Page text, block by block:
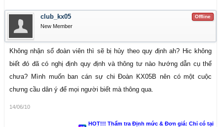
Offline
club_kx05
New Member
Không nhận sổ đoàn viên thì sẽ bị hủy theo quy định ah? Hic không
biết đó đã có nghị định quy định và thông tư nào hướng dẫn cụ thể
chưa? Mình muốn ban cán sự chi Đoàn KX05B nên có một cuộc
chưng cầu dân ý để mọi người biết mà thông qua.
14/06/10
HOT!!! Thẩm tra Định mức & Đơn giá: Chỉ có tại